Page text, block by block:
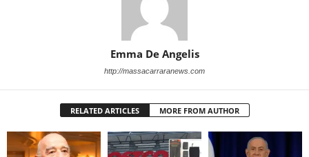
Emma De Angelis
http://massacarraranews.com
RELATED ARTICLES MORE FROM AUTHOR